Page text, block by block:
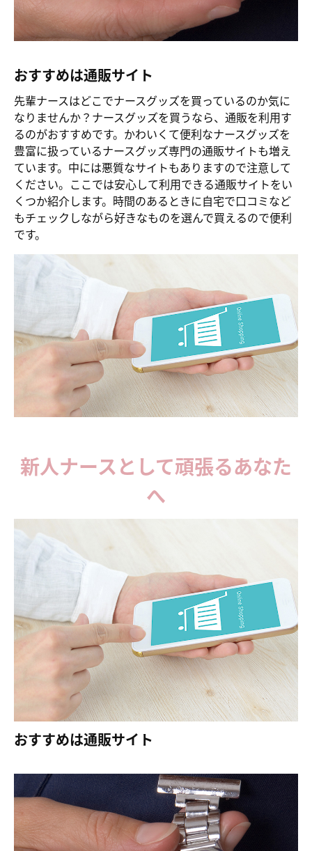
おすすめは通販サイト
先輩ナースはどこでナースグッズを買っているのか気に
なりませんか？ナースグッズを買うなら、通販を利用す
るのがおすすめです。かわいくて便利なナースグッズを
豊富に扱っているナースグッズ専門の通販サイトも増え
ています。中には悪質なサイトもありますので注意して
ください。ここでは安心して利用できる通販サイトをい
くつか紹介します。時間のあるときに自宅で口コミなど
もチェックしながら好きなものを選んで買えるので便利
です。
新人ナースとして頑張るあなた
へ
おすすめは通販サイト